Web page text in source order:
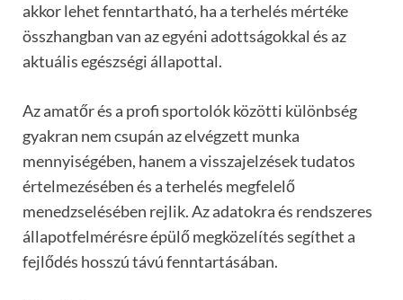
akkor lehet fenntartható, ha a terhelés mértéke
összhangban van az egyéni adottságokkal és az
aktuális egészségi állapottal.
Az amatőr és a profi sportolók közötti különbség
gyakran nem csupán az elvégzett munka
mennyiségében, hanem a visszajelzések tudatos
értelmezésében és a terhelés megfelelő
menedzselésében rejlik. Az adatokra és rendszeres
állapotfelmérésre épülő megközelítés segíthet a
fejlődés hosszú távú fenntartásában.